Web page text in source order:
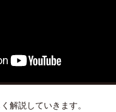
解説していきます。